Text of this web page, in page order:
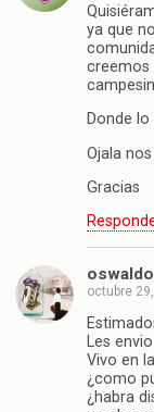
ya que
creemos
Donde
Ojala
Gracias
octubre
Les
Vivo en
¿como
¿habra